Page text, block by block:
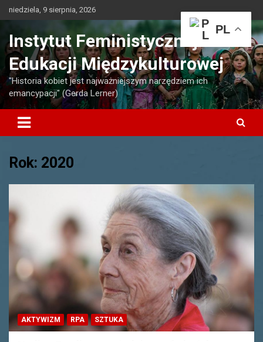
Skip
to
niedziela, 9 sierpnia, 2026
Instytut Feministycznej
Edukacji Międzykulturowej
"Historia kobiet jest najważniejszym narzędziem ich
emancypacji" (Gerda Lerner)
Rok: 2020
AKTYWIZM RPA SZTUKA
PL